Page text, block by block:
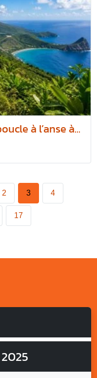
à l’anse à...
2 3 4
17
2025